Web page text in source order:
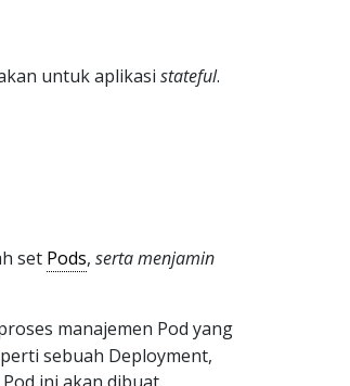
untuk aplikasi stateful.
set Pods, serta menjamin
manajemen Pod yang
sebuah Deployment,